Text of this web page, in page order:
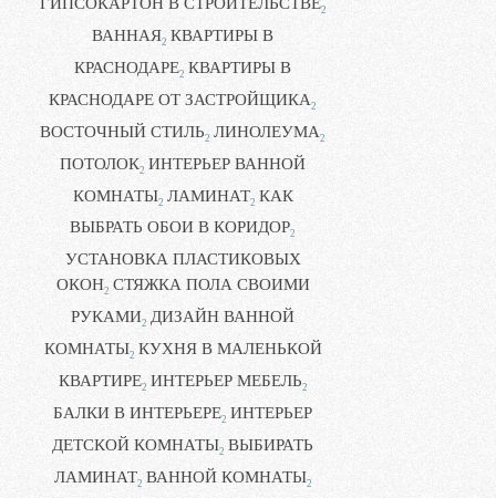
2
ВАННАЯ2 КВАРТИРЫ В
КРАСНОДАРЕ2 КВАРТИРЫ В
КРАСНОДАРЕ ОТ ЗАСТРОЙЩИКА2
ВОСТОЧНЫЙ СТИЛЬ2 ЛИНОЛЕУМА2
ПОТОЛОК2 ИНТЕРЬЕР ВАННОЙ
КОМНАТЫ2 ЛАМИНАТ2 КАК
ВЫБРАТЬ ОБОИ В КОРИДОР2
УСТАНОВКА ПЛАСТИКОВЫХ
ОКОН2 СТЯЖКА ПОЛА СВОИМИ
РУКАМИ2 ДИЗАЙН ВАННОЙ
КОМНАТЫ2 КУХНЯ В МАЛЕНЬКОЙ
КВАРТИРЕ2 ИНТЕРЬЕР МЕБЕЛЬ2
БАЛКИ В ИНТЕРЬЕРЕ2 ИНТЕРЬЕР
ДЕТСКОЙ КОМНАТЫ2 ВЫБИРАТЬ
ЛАМИНАТ2 ВАННОЙ КОМНАТЫ2